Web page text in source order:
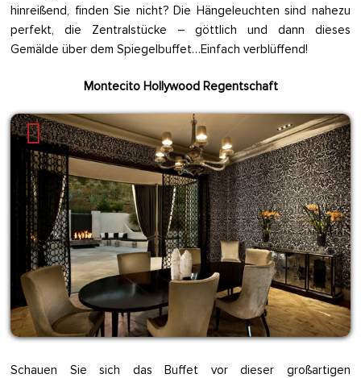
hinreißend, finden Sie nicht? Die Hängeleuchten sind nahezu
perfekt, die Zentralstücke – göttlich und dann dieses
Gemälde über dem Spiegelbuffet…Einfach verblüffend!
Montecito Hollywood Regentschaft
Schauen Sie sich das Buffet vor dieser großartigen